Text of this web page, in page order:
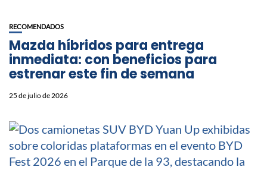
RECOMENDADOS
Mazda híbridos para entrega
inmediata: con beneficios para
estrenar este fin de semana
25 de julio de 2026